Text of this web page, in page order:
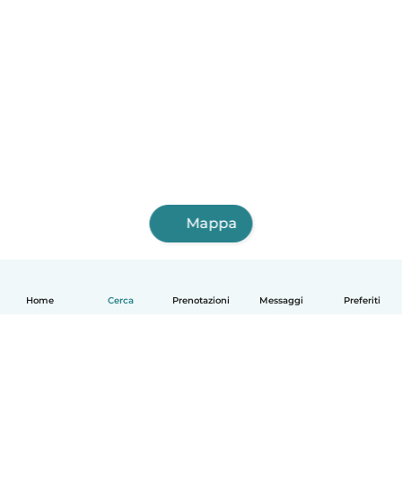
Home Cerca Prenotazioni Messaggi Preferiti
Mappa